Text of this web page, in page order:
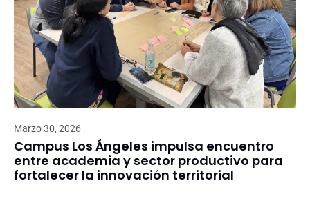
Marzo 30, 2026
Campus Los Ángeles impulsa encuentro
entre academia y sector productivo para
fortalecer la innovación territorial